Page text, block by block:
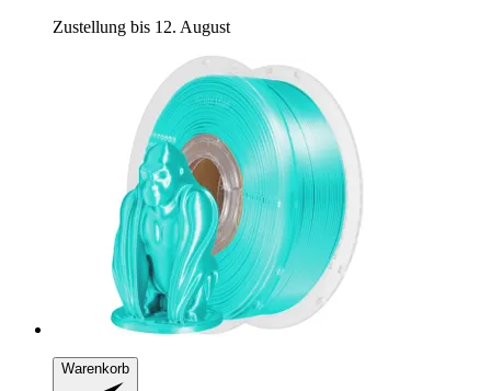
Zustellung bis 12. August
Warenkorb